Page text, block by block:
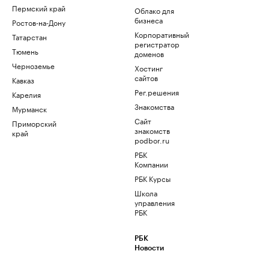
Пермский край
Ростов-на-Дону
Татарстан
Тюмень
Черноземье
Кавказ
Карелия
Мурманск
Приморский
край
Облако для
бизнеса
Корпоративный
регистратор
доменов
Хостинг
сайтов
Рег.решения
Знакомства
Сайт
знакомств
podbor.ru
РБК
Компании
РБК Курсы
Школа
управления
РБК
РБК
Новости